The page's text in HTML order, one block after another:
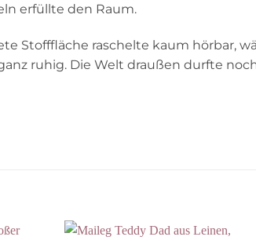
erfüllte den Raum.
Stofffläche raschelte kaum hörbar,
ruhig. Die Welt draußen durfte